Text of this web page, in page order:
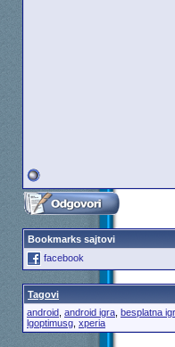
Bookmarks sajtovi
facebook
Tagovi
android, android igra, besplatna
lgoptimusg, xperia